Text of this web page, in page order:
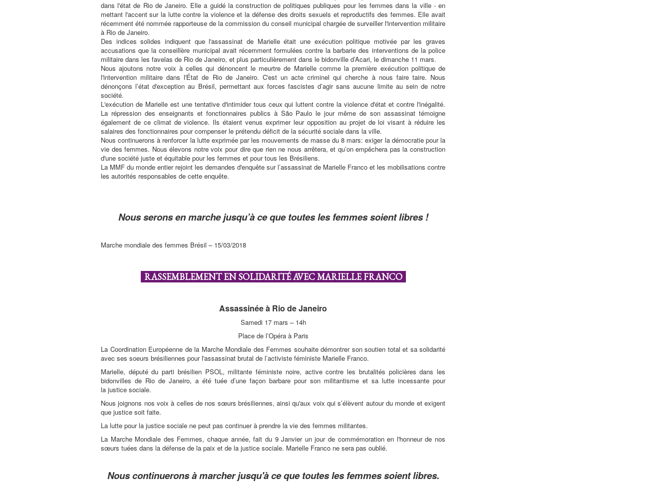
dans l'état de Rio de Janeiro. Elle a guidé la construction de politiques publiques pour les femmes dans la ville - en
mettant l'accent sur la lutte contre la violence et la défense des droits sexuels et reproductifs des femmes. Elle avait
récemment été nommée rapporteuse de la commission du conseil municipal chargée de surveiller l'intervention militaire
à Rio de Janeiro.
Des indices solides indiquent que l'assassinat de Marielle était une exécution politique motivée par les graves
accusations que la conseillère municipal avait récemment formulées contre la barbarie des interventions de la police
militaire dans les favelas de Rio de Janeiro, et plus particulièrement dans le bidonville d’Acari, le dimanche 11 mars.
Nous ajoutons notre voix à celles qui dénoncent le meurtre de Marielle comme la première exécution politique de
l'intervention militaire dans l'État de Rio de Janeiro. C'est un acte criminel qui cherche à nous faire taire. Nous
dénonçons l’état d'exception au Brésil, permettant aux forces fascistes d’agir sans aucune limite au sein de notre
société.
L'exécution de Marielle est une tentative d'intimider tous ceux qui luttent contre la violence d'état et contre l'inégalité.
La répression des enseignants et fonctionnaires publics à São Paulo le jour même de son assassinat témoigne
également de ce climat de violence. Ils étaient venus exprimer leur opposition au projet de loi visant à réduire les
salaires des fonctionnaires pour compenser le prétendu déficit de la sécurité sociale dans la ville.
Nous continuerons à renforcer la lutte exprimée par les mouvements de masse du 8 mars: exiger la démocratie pour la
vie des femmes. Nous élevons notre voix pour dire que rien ne nous arrêtera, et qu’on empêchera pas la construction
d'une société juste et équitable pour les femmes et pour tous les Brésiliens.
La MMF du monde entier rejoint les demandes d'enquête sur l’assassinat de Marielle Franco et les mobilisations contre
les autorités responsables de cette enquête.
Nous serons en marche jusqu’à ce que toutes les femmes soient libres !
Marche mondiale des femmes Brésil – 15/03/2018
RASSEMBLEMENT EN SOLIDARITÉ AVEC MARIELLE FRANCO
Assassinée à Rio de Janeiro
Samedi 17 mars – 14h
Place de l’Opéra à Paris
La Coordination Européenne de la Marche Mondiale des Femmes souhaite démontrer son soutien total et sa solidarité
avec ses soeurs brésiliennes pour l'assassinat brutal de l’activiste féministe Marielle Franco.
Marielle, député du parti brésilien PSOL, militante féministe noire, active contre les brutalités policières dans les
bidonvilles de Rio de Janeiro, a été tuée d’une façon barbare pour son militantisme et sa lutte incessante pour
la justice sociale.
Nous joignons nos voix à celles de nos sœurs brésiliennes, ainsi qu'aux voix qui s’élèvent autour du monde et exigent
que justice soit faite.
La lutte pour la justice sociale ne peut pas continuer à prendre la vie des femmes militantes.
La Marche Mondiale des Femmes, chaque année, fait du 9 Janvier un jour de commémoration en l'honneur de nos
sœurs tuées dans la défense de la paix et de la justice sociale. Marielle Franco ne sera pas oublié.
Nous continuerons à marcher jusqu'à ce que toutes les femmes soient libres.